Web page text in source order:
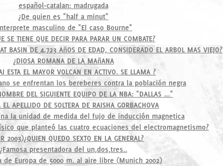
español-catalan: madrugada
¿De quien es "half a minut"
masculino de "El caso Bourne"
SE TIENE QUE DECIR PARA PARAR UN COMBATE?
BASIN DE 4.723 AñOS DE EDAD, CONSIDERADO EL ARBOL MAS VIEJO?
¿DIOSA ROMANA DE LA MAñANA
ESTA EL MAYOR VOLCAN EN ACTIVO. SE LLAMA ?
se enfrentan los bereberes contra la población negra
DEL SIGUIENTE EQUIPO DE LA NBA: "DALLAS ..."
EL APELLIDO DE SOLTERA DE RAISHA GORBACHOVA
la unidad de medida del fujo de inducción magnetica
que planteó las cuatro ecuaciones del electromagnetismo?
2003)¿QUIEN QUEDO SEXTO EN LA GENERAL?
¿Famosa presentadora del un,dos,tres..
de Europa de 5000 m. al aire libre (Munich 2002)